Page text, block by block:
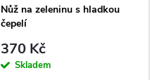
Nůž na zeleninu s hladkou
čepelí
370 Kč
Skladem